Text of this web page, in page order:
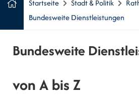
Startseite Stadt & Politik
Bundesweite Dienstleistungen
Bundesweite
von A bis Z